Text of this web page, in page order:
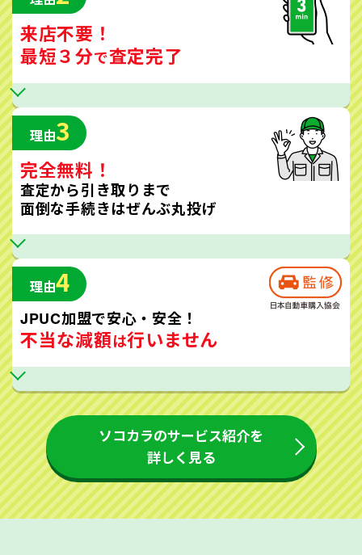
来店不要！
最短３分で査定完了
理由3
完全無料！
査定から引き取りまで
面倒な手続きはぜんぶ丸投げ
理由4
JPUC加盟で安心・安全！
不当な減額は行いません
ソコカラのサービス紹介を
詳しく見る